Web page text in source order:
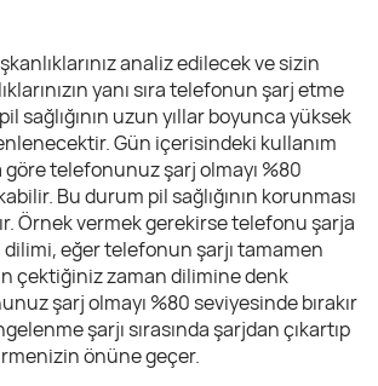
analiz edilecek ve sizin
yanı sıra telefonun şarj etme
pil sağlığının uzun yıllar boyunca yüksek
Gün içerisindeki kullanım
göre telefonunuz şarj olmayı %80
Bu durum pil sağlığının korunması
Örnek vermek gerekirse telefonu şarja
dilimi, eğer telefonun şarjı tamamen
çektiğiniz zaman dilimine denk
şarj olmayı %80 seviyesinde bırakır
şarjı sırasında şarjdan çıkartıp
önüne geçer.